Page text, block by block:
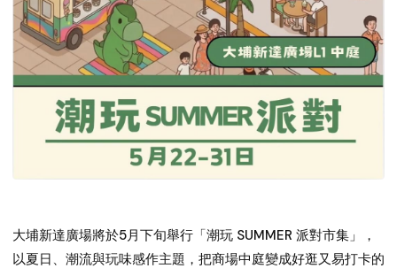
大埔新達廣場將於5月下旬舉行「潮玩 SUMMER 派對市集」，
以夏日、潮流與玩味感作主題，把商場中庭變成好逛又易打卡的